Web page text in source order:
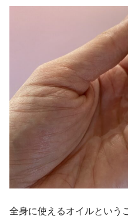
全身に使えるオイルという